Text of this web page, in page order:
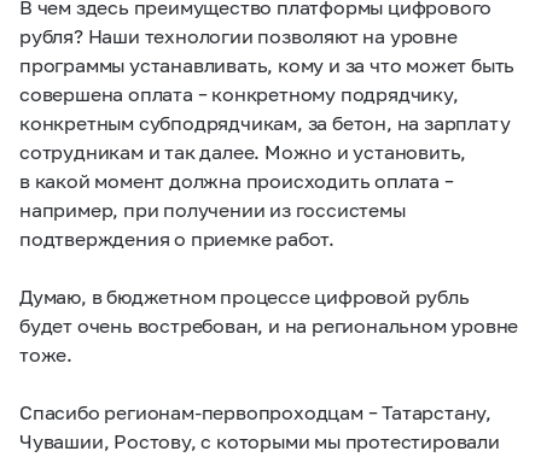
В чем здесь преимущество платформы цифрового
рубля? Наши технологии позволяют на уровне
программы устанавливать, кому и за что может быть
совершена оплата – конкретному подрядчику,
конкретным субподрядчикам, за бетон, на зарплату
сотрудникам и так далее. Можно и установить,
в какой момент должна происходить оплата –
например, при получении из госсистемы
подтверждения о приемке работ.
Думаю, в бюджетном процессе цифровой рубль
будет очень востребован, и на региональном уровне
тоже.
Спасибо регионам-первопроходцам – Татарстану,
Чувашии, Ростову, с которыми мы протестировали